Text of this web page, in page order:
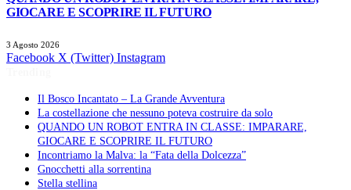
GIOCARE E SCOPRIRE IL FUTURO
3 Agosto 2026
Facebook X (Twitter) Instagram
Il Bosco Incantato – La Grande Avventura
La costellazione che nessuno poteva costruire da solo
QUANDO UN ROBOT ENTRA IN CLASSE: IMPARARE,
GIOCARE E SCOPRIRE IL FUTURO
Incontriamo la Malva: la “Fata della Dolcezza”
Gnocchetti alla sorrentina
Stella stellina